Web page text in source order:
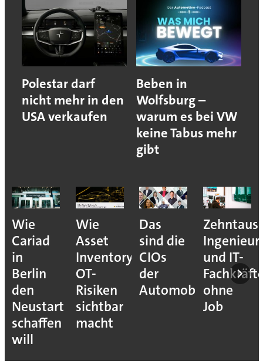
Polestar darf
nicht mehr in den
USA verkaufen
Beben in
Wolfsburg –
warum es bei VW
keine Tabus mehr
gibt
Wie
Cariad
in
Berlin
den
Neustart
schaffen
will
Wie
Asset
Inventory
OT-
Risiken
sichtbar
macht
Das
sind die
CIOs
der
Automobilindustrie
und IT-
ohne
Job